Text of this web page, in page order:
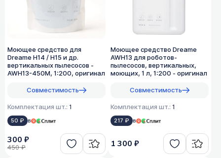
Моющее средство для
Dreame H14 / H15 и др.
вертикальных пылесосов -
AWH13-450M, 1:200, оригинал
Совместимость
Комплектация шт.: 1
50 ₽ в
300 ₽
450 ₽
Моющее средство Dreame
AWH13 для роботов-
пылесосов, вертикальных,
моющих, 1 л, 1:200 - оригинал
Совместимость
Комплектация шт.: 1
217 ₽ в
1 300 ₽